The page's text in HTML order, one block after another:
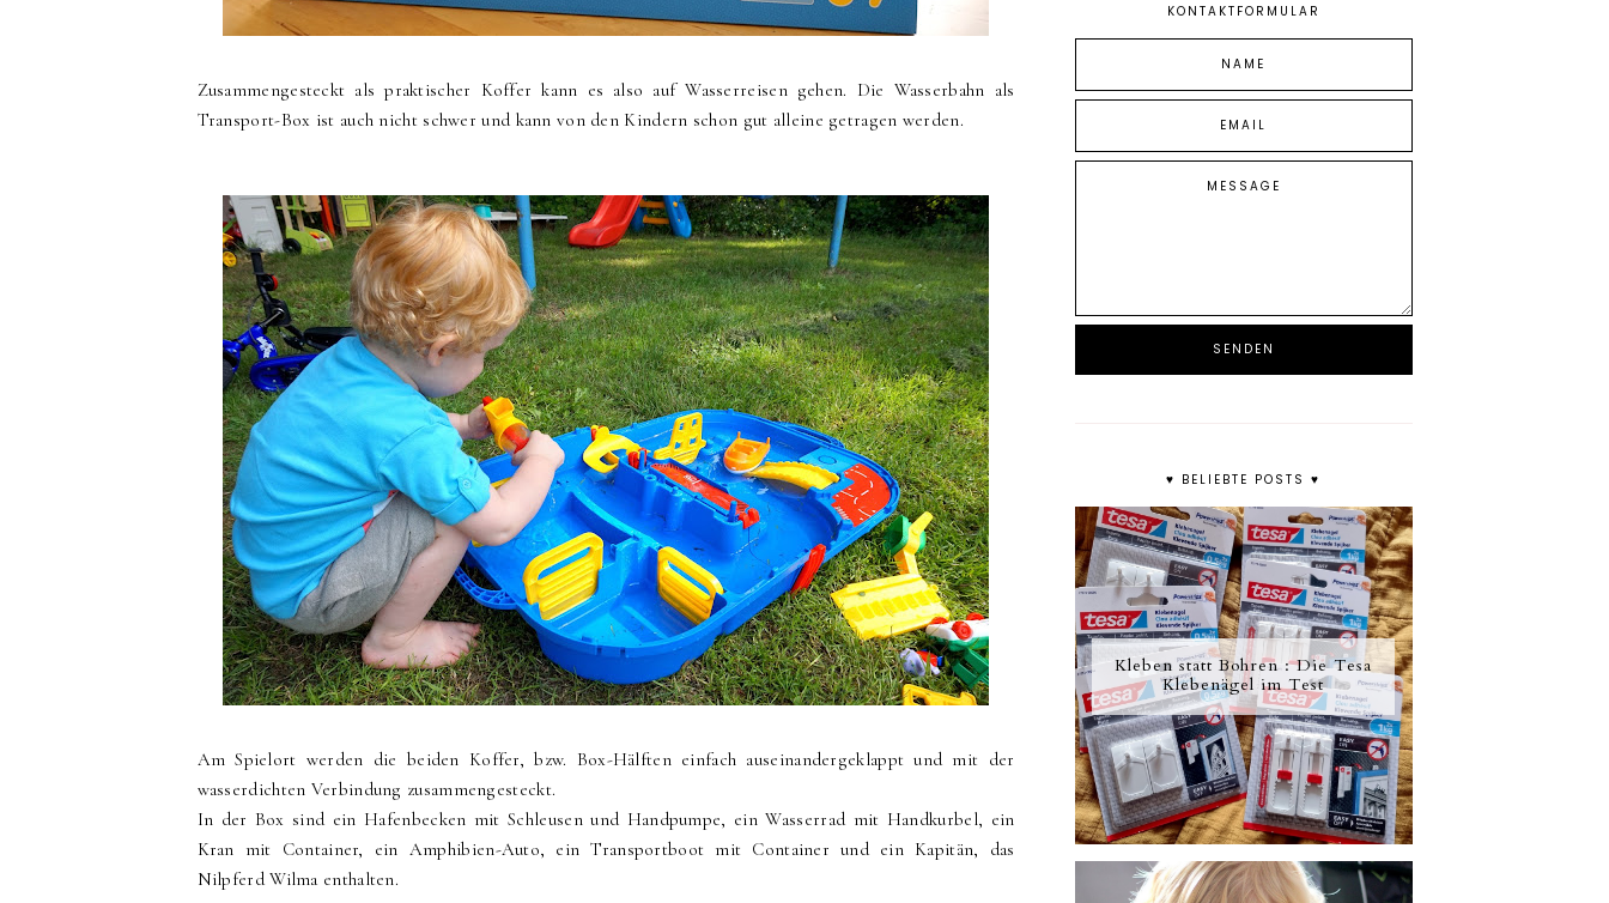
Zusammengesteckt als praktischer Koffer kann es also auf Wasserreisen gehen. Die Wasserbahn als
Transport-Box ist auch nicht schwer und kann von den Kindern schon gut alleine getragen werden.
Am Spielort werden die beiden Koffer, bzw. Box-Hälften einfach auseinandergeklappt und mit der
wasserdichten Verbindung zusammengesteckt.
In der Box sind ein Hafenbecken mit Schleusen und Handpumpe, ein Wasserrad mit Handkurbel, ein
Kran mit Container, ein Amphibien-Auto, ein Transportboot mit Container und ein Kapitän, das
Nilpferd Wilma enthalten.
KONTAKTFORMULAR
♥ BELIEBTE POSTS ♥
Kleben statt Bohren : Die Tesa
Klebenägel im Test